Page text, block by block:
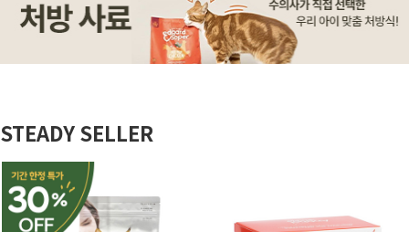
STEADY SELLER